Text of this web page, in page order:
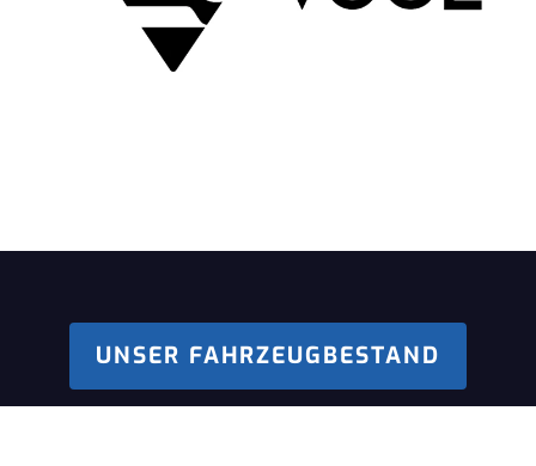
UNSER FAHRZEUGBESTAND